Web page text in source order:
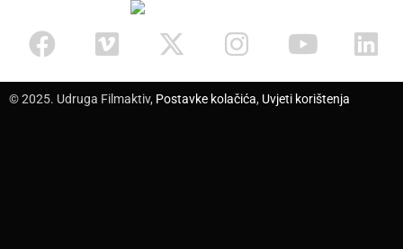
© 2025. Udruga Filmaktiv, Postavke kolačića, Uvjeti korištenja